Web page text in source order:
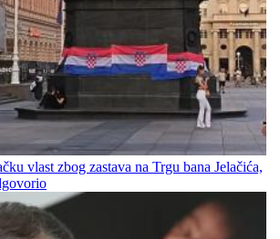
vlast zbog zastava na Trgu bana Jelačića,